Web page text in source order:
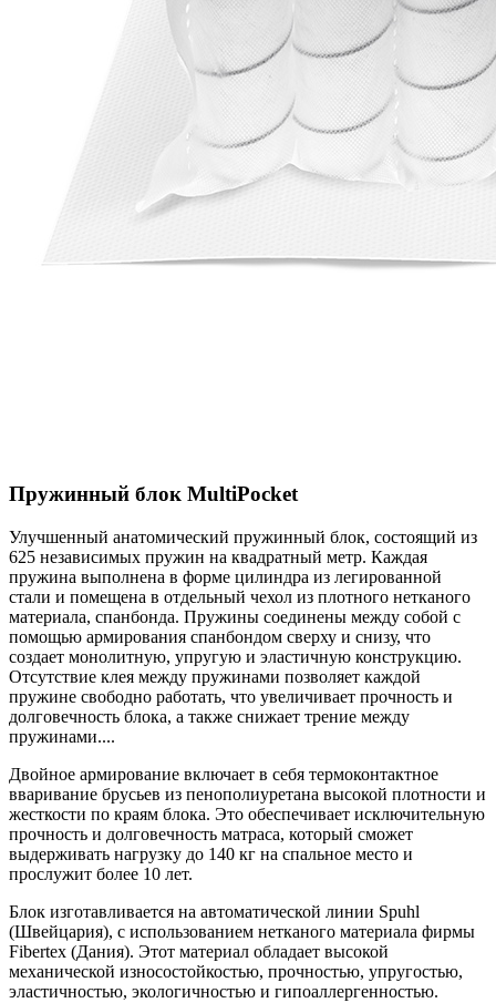
Пружинный блок MultiPocket
Улучшенный анатомический пружинный блок, состоящий из
625 независимых пружин на квадратный метр. Каждая
пружина выполнена в форме цилиндра из легированной
стали и помещена в отдельный чехол из плотного нетканого
материала, спанбонда. Пружины соединены между собой с
помощью армирования спанбондом сверху и снизу, что
создает монолитную, упругую и эластичную конструкцию.
Отсутствие клея между пружинами позволяет каждой
пружине свободно работать, что увеличивает прочность и
долговечность блока, а также снижает трение между
пружинами....
Двойное армирование включает в себя термоконтактное
вваривание брусьев из пенополиуретана высокой плотности и
жесткости по краям блока. Это обеспечивает исключительную
прочность и долговечность матраса, который сможет
выдерживать нагрузку до 140 кг на спальное место и
прослужит более 10 лет.
Блок изготавливается на автоматической линии Spuhl
(Швейцария), с использованием нетканого материала фирмы
Fibertex (Дания). Этот материал обладает высокой
механической износостойкостью, прочностью, упругостью,
эластичностью, экологичностью и гипоаллергенностью.